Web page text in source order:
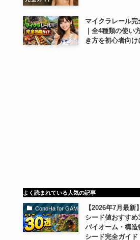
マイクラレール完
｜全4種類の使い
き方を初心者向
よく読まれている人気の記事
ConoHa for GAME（コノハforゲーム）
【2026年7月最新
シード値おすすめ
バイオーム・構造
シード完全ガイド